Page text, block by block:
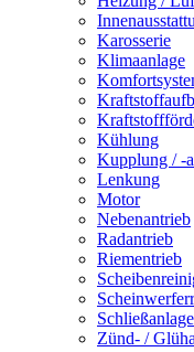
Karosserie
Klimaanlage
Kühlung
Kupplung / -
Lenkung
Motor
Nebenantrieb
Radantrieb
Riementrieb
Schließanlage
Zünd- /